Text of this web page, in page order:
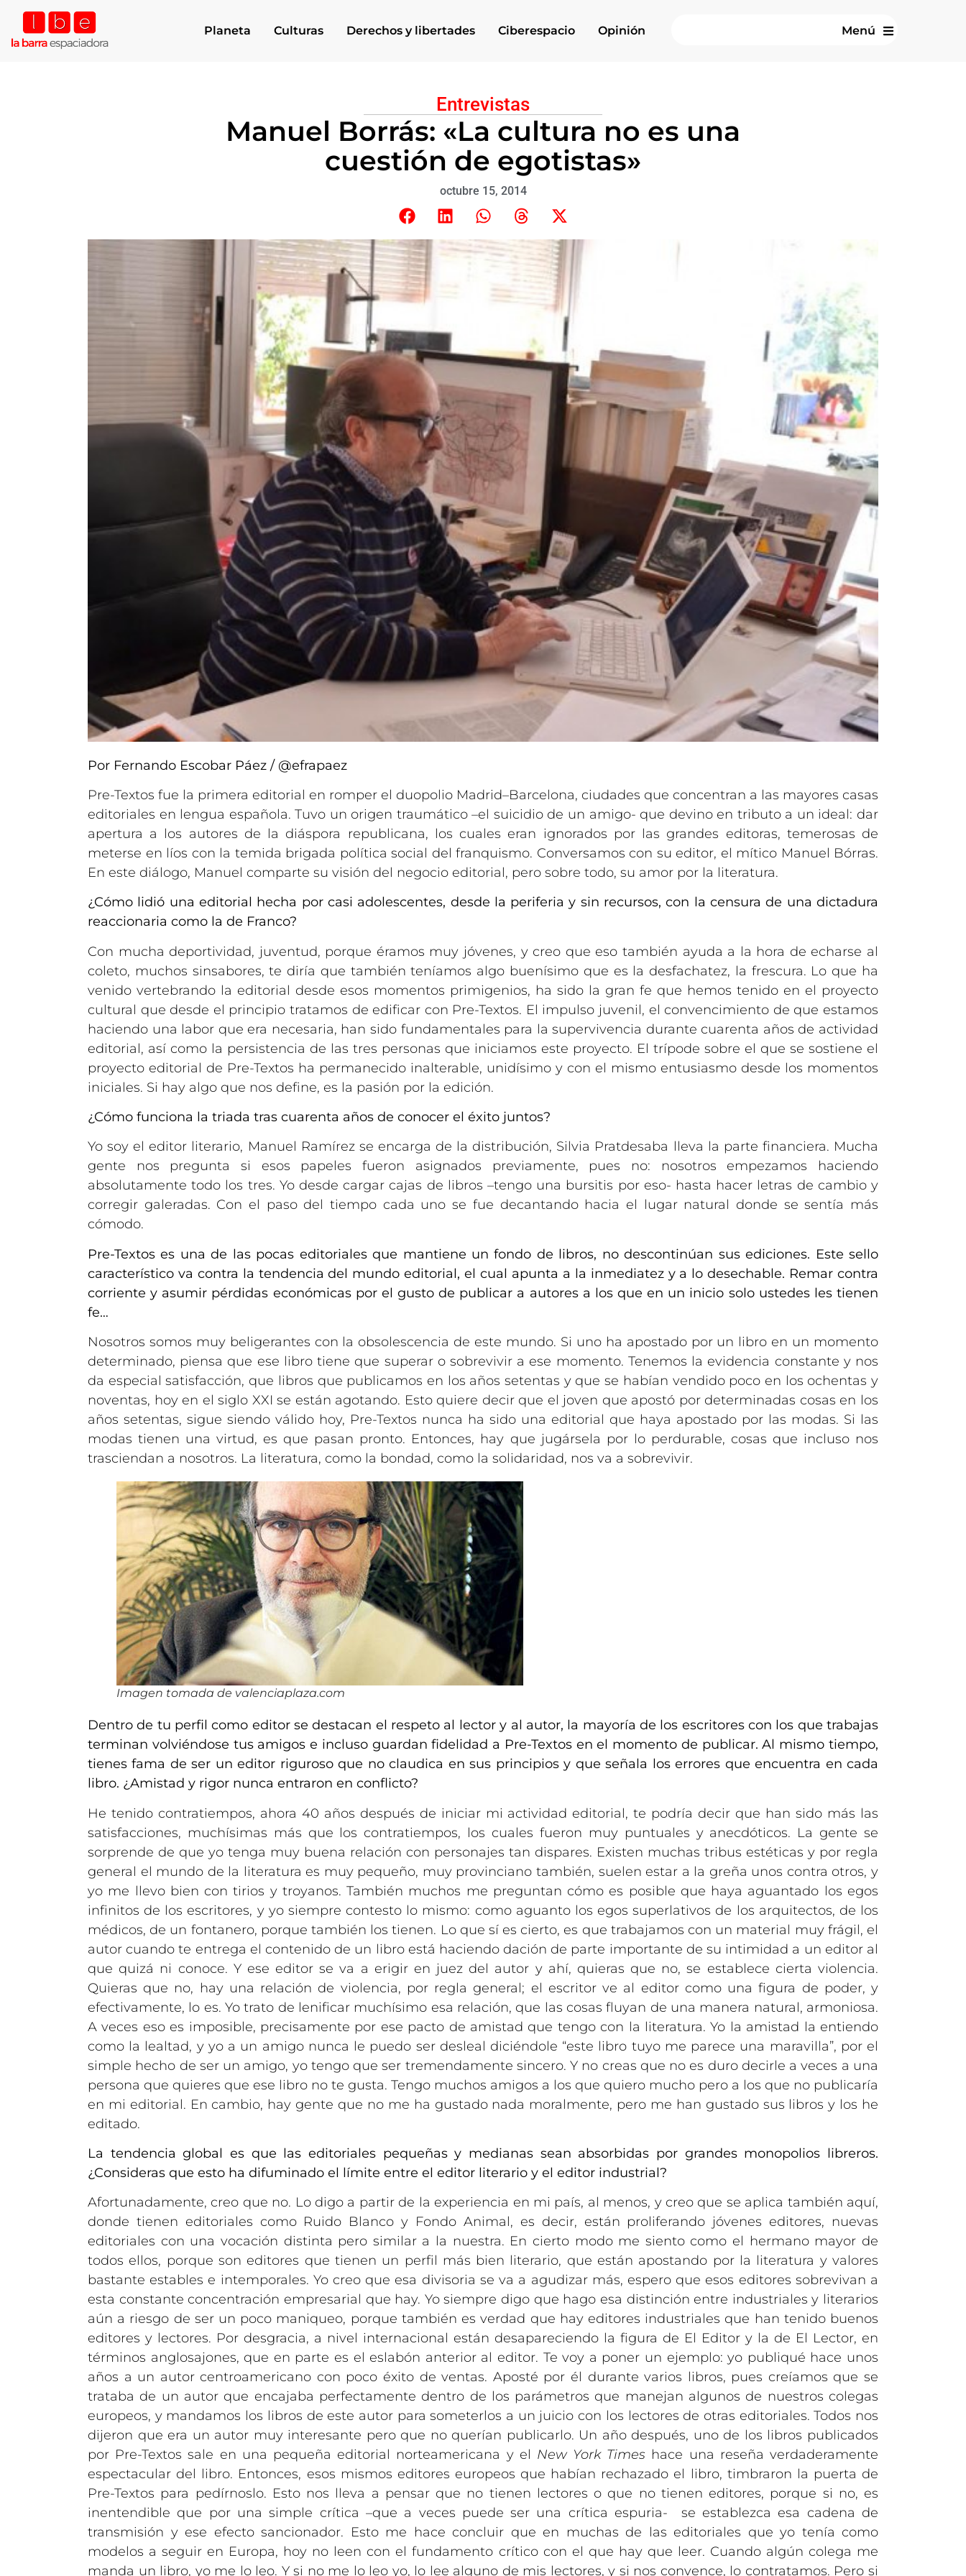
Planeta Culturas Derechos y libertades Ciberespacio Opinión Menú
Entrevistas
Manuel Borrás: «La cultura no es una
cuestión de egotistas»
octubre 15, 2014
Por Fernando Escobar Páez / @efrapaez
Pre-Textos fue la primera editorial en romper el duopolio Madrid–Barcelona, ciudades que concentran a las mayores casas
editoriales en lengua española. Tuvo un origen traumático –el suicidio de un amigo- que devino en tributo a un ideal: dar
apertura a los autores de la diáspora republicana, los cuales eran ignorados por las grandes editoras, temerosas de
meterse en líos con la temida brigada política social del franquismo. Conversamos con su editor, el mítico Manuel Bórras.
En este diálogo, Manuel comparte su visión del negocio editorial, pero sobre todo, su amor por la literatura.
¿Cómo lidió una editorial hecha por casi adolescentes, desde la periferia y sin recursos, con la censura de una dictadura
reaccionaria como la de Franco?
Con mucha deportividad, juventud, porque éramos muy jóvenes, y creo que eso también ayuda a la hora de echarse al
coleto, muchos sinsabores, te diría que también teníamos algo buenísimo que es la desfachatez, la frescura. Lo que ha
venido vertebrando la editorial desde esos momentos primigenios, ha sido la gran fe que hemos tenido en el proyecto
cultural que desde el principio tratamos de edificar con Pre-Textos. El impulso juvenil, el convencimiento de que estamos
haciendo una labor que era necesaria, han sido fundamentales para la supervivencia durante cuarenta años de actividad
editorial, así como la persistencia de las tres personas que iniciamos este proyecto. El trípode sobre el que se sostiene el
proyecto editorial de Pre-Textos ha permanecido inalterable, unidísimo y con el mismo entusiasmo desde los momentos
iniciales. Si hay algo que nos define, es la pasión por la edición.
¿Cómo funciona la triada tras cuarenta años de conocer el éxito juntos?
Yo soy el editor literario, Manuel Ramírez se encarga de la distribución, Silvia Pratdesaba lleva la parte financiera. Mucha
gente nos pregunta si esos papeles fueron asignados previamente, pues no: nosotros empezamos haciendo
absolutamente todo los tres. Yo desde cargar cajas de libros –tengo una bursitis por eso- hasta hacer letras de cambio y
corregir galeradas. Con el paso del tiempo cada uno se fue decantando hacia el lugar natural donde se sentía más
cómodo.
Pre-Textos es una de las pocas editoriales que mantiene un fondo de libros, no descontinúan sus ediciones. Este sello
característico va contra la tendencia del mundo editorial, el cual apunta a la inmediatez y a lo desechable. Remar contra
corriente y asumir pérdidas económicas por el gusto de publicar a autores a los que en un inicio solo ustedes les tienen
fe…
Nosotros somos muy beligerantes con la obsolescencia de este mundo. Si uno ha apostado por un libro en un momento
determinado, piensa que ese libro tiene que superar o sobrevivir a ese momento. Tenemos la evidencia constante y nos
da especial satisfacción, que libros que publicamos en los años setentas y que se habían vendido poco en los ochentas y
noventas, hoy en el siglo XXI se están agotando. Esto quiere decir que el joven que apostó por determinadas cosas en los
años setentas, sigue siendo válido hoy, Pre-Textos nunca ha sido una editorial que haya apostado por las modas. Si las
modas tienen una virtud, es que pasan pronto. Entonces, hay que jugársela por lo perdurable, cosas que incluso nos
trasciendan a nosotros. La literatura, como la bondad, como la solidaridad, nos va a sobrevivir.
Imagen tomada de valenciaplaza.com
Dentro de tu perfil como editor se destacan el respeto al lector y al autor, la mayoría de los escritores con los que trabajas
terminan volviéndose tus amigos e incluso guardan fidelidad a Pre-Textos en el momento de publicar. Al mismo tiempo,
tienes fama de ser un editor riguroso que no claudica en sus principios y que señala los errores que encuentra en cada
libro. ¿Amistad y rigor nunca entraron en conflicto?
He tenido contratiempos, ahora 40 años después de iniciar mi actividad editorial, te podría decir que han sido más las
satisfacciones, muchísimas más que los contratiempos, los cuales fueron muy puntuales y anecdóticos. La gente se
sorprende de que yo tenga muy buena relación con personajes tan dispares. Existen muchas tribus estéticas y por regla
general el mundo de la literatura es muy pequeño, muy provinciano también, suelen estar a la greña unos contra otros, y
yo me llevo bien con tirios y troyanos. También muchos me preguntan cómo es posible que haya aguantado los egos
infinitos de los escritores, y yo siempre contesto lo mismo: como aguanto los egos superlativos de los arquitectos, de los
médicos, de un fontanero, porque también los tienen. Lo que sí es cierto, es que trabajamos con un material muy frágil, el
autor cuando te entrega el contenido de un libro está haciendo dación de parte importante de su intimidad a un editor al
que quizá ni conoce. Y ese editor se va a erigir en juez del autor y ahí, quieras que no, se establece cierta violencia.
Quieras que no, hay una relación de violencia, por regla general; el escritor ve al editor como una figura de poder, y
efectivamente, lo es. Yo trato de lenificar muchísimo esa relación, que las cosas fluyan de una manera natural, armoniosa.
A veces eso es imposible, precisamente por ese pacto de amistad que tengo con la literatura. Yo la amistad la entiendo
como la lealtad, y yo a un amigo nunca le puedo ser desleal diciéndole “este libro tuyo me parece una maravilla”, por el
simple hecho de ser un amigo, yo tengo que ser tremendamente sincero. Y no creas que no es duro decirle a veces a una
persona que quieres que ese libro no te gusta. Tengo muchos amigos a los que quiero mucho pero a los que no publicaría
en mi editorial. En cambio, hay gente que no me ha gustado nada moralmente, pero me han gustado sus libros y los he
editado.
La tendencia global es que las editoriales pequeñas y medianas sean absorbidas por grandes monopolios libreros.
¿Consideras que esto ha difuminado el límite entre el editor literario y el editor industrial?
Afortunadamente, creo que no. Lo digo a partir de la experiencia en mi país, al menos, y creo que se aplica también aquí,
donde tienen editoriales como Ruido Blanco y Fondo Animal, es decir, están proliferando jóvenes editores, nuevas
editoriales con una vocación distinta pero similar a la nuestra. En cierto modo me siento como el hermano mayor de
todos ellos, porque son editores que tienen un perfil más bien literario, que están apostando por la literatura y valores
bastante estables e intemporales. Yo creo que esa divisoria se va a agudizar más, espero que esos editores sobrevivan a
esta constante concentración empresarial que hay. Yo siempre digo que hago esa distinción entre industriales y literarios
aún a riesgo de ser un poco maniqueo, porque también es verdad que hay editores industriales que han tenido buenos
editores y lectores. Por desgracia, a nivel internacional están desapareciendo la figura de El Editor y la de El Lector, en
términos anglosajones, que en parte es el eslabón anterior al editor. Te voy a poner un ejemplo: yo publiqué hace unos
años a un autor centroamericano con poco éxito de ventas. Aposté por él durante varios libros, pues creíamos que se
trataba de un autor que encajaba perfectamente dentro de los parámetros que manejan algunos de nuestros colegas
europeos, y mandamos los libros de este autor para someterlos a un juicio con los lectores de otras editoriales. Todos nos
dijeron que era un autor muy interesante pero que no querían publicarlo. Un año después, uno de los libros publicados
por Pre-Textos sale en una pequeña editorial norteamericana y el New York Times hace una reseña verdaderamente
espectacular del libro. Entonces, esos mismos editores europeos que habían rechazado el libro, timbraron la puerta de
Pre-Textos para pedírnoslo. Esto nos lleva a pensar que no tienen lectores o que no tienen editores, porque si no, es
inentendible que por una simple crítica –que a veces puede ser una crítica espuria- se establezca esa cadena de
transmisión y ese efecto sancionador. Esto me hace concluir que en muchas de las editoriales que yo tenía como
modelos a seguir en Europa, hoy no leen con el fundamento crítico con el que hay que leer. Cuando algún colega me
manda un libro, yo me lo leo. Y si no me lo leo yo, lo lee alguno de mis lectores, y si nos convence, lo contratamos. Pero si